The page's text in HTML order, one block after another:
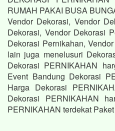
RUMAH PAKAI BUSA
Vendor Dekorasi, Vendor
Dekorasi, Vendor Dekorasi
Dekorasi Pernikahan,
lain juga menelusuri
Dekorasi PERNIKAHAN
Event Bandung Dekorasi
Harga Dekorasi
Dekorasi PERNIKAHAN
PERNIKAHAN terdekat